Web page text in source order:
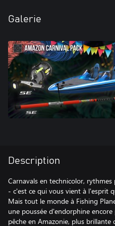
Galerie
Description
Carnavals en technicolor,
- c'est ce qui vous vient à l'esprit
Mais tout le monde à Fishing
une poussée d'endorphine
pêche en Amazonie, plus